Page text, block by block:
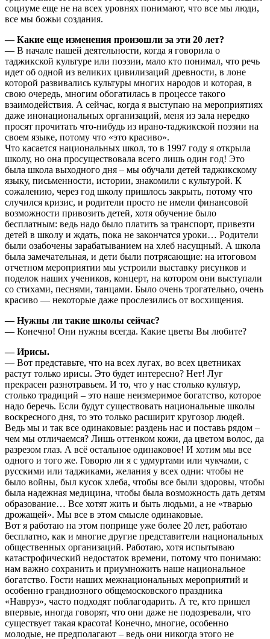
социуме еще не на всех уровнях понимают, что все мы люди,
все мы божьи создания.
— Какие еще изменения произошли за эти 20 лет?
— В начале нашей деятельности, когда я говорила о
таджикской культуре или поэзии, мало кто понимал, что речь
идет об одной из великих цивилизаций древности, в лоне
которой развивались культуры многих народов и которая, в
свою очередь, многим обогатилась в процессе такого
взаимодействия. А сейчас, когда я выступаю на мероприятиях
даже инонациональных организаций, меня из зала нередко
просят прочитать что-нибудь из ирано-таджикской поэзии на
своем языке, потому что «это красиво».
Что касается национальных школ, то в 1997 году я открыла
школу, но она просуществовала всего лишь один год! Это
была школа выходного дня – мы обучали детей таджикскому
языку, письменности, истории, знакомили с культурой. К
сожалению, через год школу пришлось закрыть, потому что
случился кризис, и родители просто не имели финансовой
возможности привозить детей, хотя обучение было
бесплатным: ведь надо было платить за транспорт, привезти
детей в школу и ждать, пока не закончатся уроки… Родители
были озабочены зарабатыванием на хлеб насущный. А школа
была замечательная, и дети были потрясающие: на итоговом
отчетном мероприятии мы устроили выставку рисунков и
поделок наших учеников, концерт, на котором они выступали
со стихами, песнями, танцами. Было очень трогательно, очень
красиво — некоторые даже прослезились от восхищения.
— Нужны ли такие школы сейчас?
— Конечно! Они нужны всегда. Какие цветы Вы любите?
— Ирисы.
— Вот представьте, что на всех лугах, во всех цветниках
растут только ирисы. Это будет интересно? Нет! Луг
прекрасен разнотравьем. И то, что у нас столько культур,
столько традиций – это наше неизмеримое богатство, которое
надо беречь. Если будут существовать национальные школы
воскресного дня, то это только расширит кругозор людей.
Ведь мы и так все одинаковые: раздень нас и поставь рядом –
чем мы отличаемся? Лишь оттенком кожи, да цветом волос, да
разрезом глаз. А всё остальное одинаковое! И хотим мы все
одного и того же. Говорю ли я с удмуртами или чукчами, с
русскими или таджиками, желания у всех одни: чтобы не
было войны, был кусок хлеба, чтобы все были здоровы, чтобы
была надежная медицина, чтобы была возможность дать детям
образование… Все хотят жить и быть людьми, а не «тварью
дрожащей». Мы все в этом смысле одинаковые.
Вот я работаю на этом поприще уже более 20 лет, работаю
бесплатно, как и многие другие представители национальных
общественных организаций. Работаю, хотя испытываю
катастрофический недостаток времени, потому что понимаю:
нам важно сохранить и приумножить наше национальное
богатство. Гости наших межнациональных мероприятий и
особенно грандиозного общемосковского праздника
«Навруз», часто подходят поблагодарить. А те, кто пришел
впервые, иногда говорят, что они даже не подозревали, что
существует такая красота! Конечно, многие, особенно
молодые, не предполагают – ведь они никогда этого не